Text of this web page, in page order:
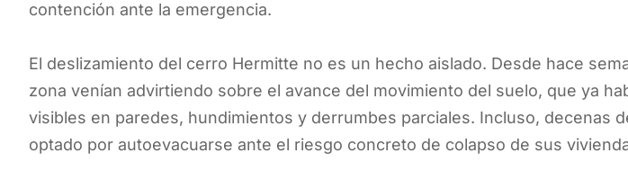
contención ante la emergencia.
El deslizamiento del cerro Hermitte no es un hecho aislado. Desde hace
zona venían advirtiendo sobre el avance del movimiento del suelo, que ya
visibles en paredes, hundimientos y derrumbes parciales. Incluso, decenas
optado por autoevacuarse ante el riesgo concreto de colapso de sus